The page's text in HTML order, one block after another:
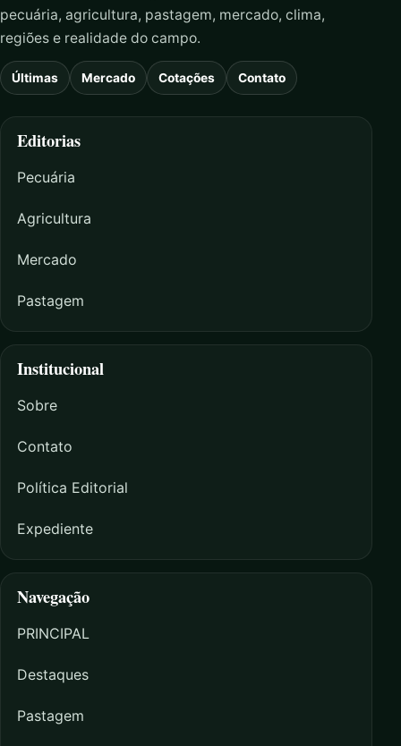
pecuária, agricultura, pastagem, mercado, clima,
regiões e realidade do campo.
Últimas Mercado Cotações Contato
Editorias
Pecuária
Agricultura
Mercado
Pastagem
Institucional
Sobre
Contato
Política Editorial
Expediente
Navegação
PRINCIPAL
Destaques
Pastagem